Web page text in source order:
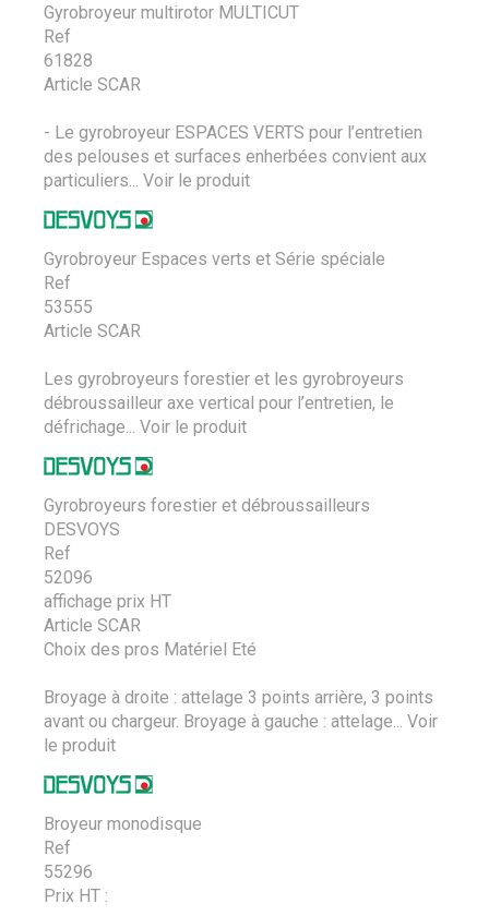
Gyrobroyeur multirotor MULTICUT
Ref
61828
Article SCAR
- Le gyrobroyeur ESPACES VERTS pour l’entretien
des pelouses et surfaces enherbées convient aux
particuliers...
Voir le produit
Gyrobroyeur Espaces verts et Série spéciale
Ref
53555
Article SCAR
Les gyrobroyeurs forestier et les gyrobroyeurs
débroussailleur axe vertical pour l’entretien, le
défrichage...
Voir le produit
Gyrobroyeurs forestier et débroussailleurs
DESVOYS
Ref
52096
affichage prix HT
Article SCAR
Choix des pros Matériel Eté
Broyage à droite : attelage 3 points arrière, 3 points
avant ou chargeur. Broyage à gauche : attelage...
Voir
le produit
Broyeur monodisque
Ref
55296
Prix HT :